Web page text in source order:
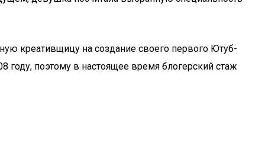
креативщицу на создание своего первого Ютуб-
году, поэтому в настоящее время блогерский стаж